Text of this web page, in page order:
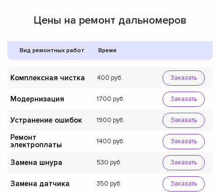
Цены на ремонт дальномеров
Вид ремонтных работ Время
Комплексная чистка 400 Заказать
Модернизация 1700 Заказать
Устранение ошибок 1900 Заказать
Ремонт
электроплаты
1400 Заказать
Замена шнура 530 Заказать
Замена датчика 350 Заказать